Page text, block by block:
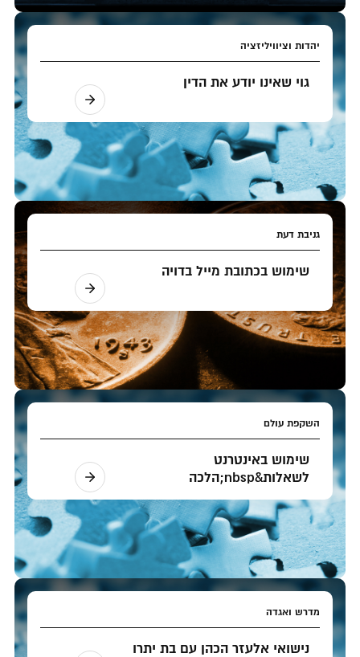
יהדות וציוויליזציה
גוי שאינו יודע את הדין
גניבת דעת
שימוש בכתובת מייל בדויה
השקפת עולם
שימוש באינטרנט
לשאלות&nbsp;הלכה
מדרש ואגדה
נישואי אלעזר הכהן עם בת יתרו